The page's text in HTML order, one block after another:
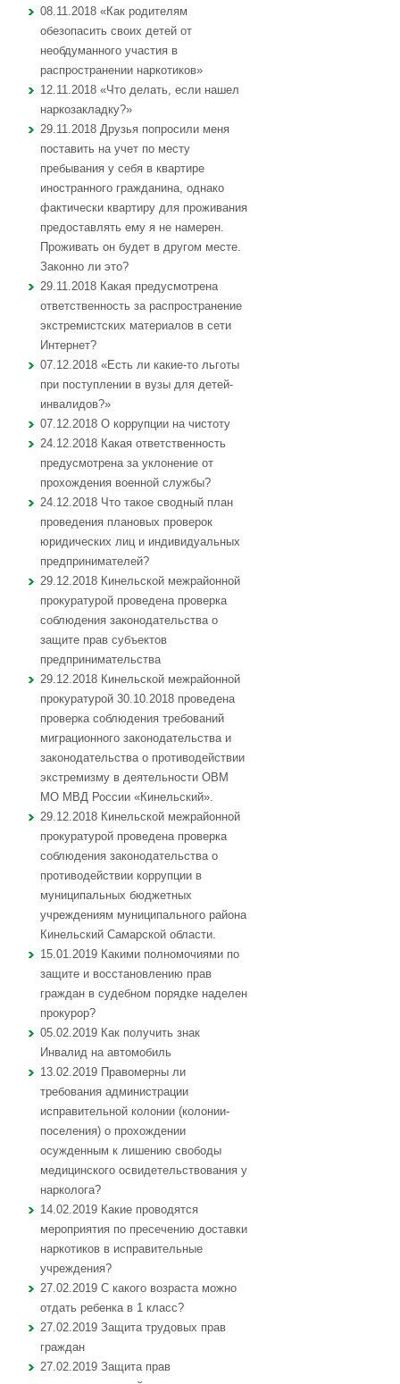
08.11.2018 «Как родителям
обезопасить своих детей от
необдуманного участия в
распространении наркотиков»
12.11.2018 «Что делать, если нашел
наркозакладку?»
29.11.2018 Друзья попросили меня
поставить на учет по месту
пребывания у себя в квартире
иностранного гражданина, однако
фактически квартиру для проживания
предоставлять ему я не намерен.
Проживать он будет в другом месте.
Законно ли это?
29.11.2018 Какая предусмотрена
ответственность за распространение
экстремистских материалов в сети
Интернет?
07.12.2018 «Есть ли какие-то льготы
при поступлении в вузы для детей-
инвалидов?»
07.12.2018 О коррупции на чистоту
24.12.2018 Какая ответственность
предусмотрена за уклонение от
прохождения военной службы?
24.12.2018 Что такое сводный план
проведения плановых проверок
юридических лиц и индивидуальных
предпринимателей?
29.12.2018 Кинельской межрайонной
прокуратурой проведена проверка
соблюдения законодательства о
защите прав субъектов
предпринимательства
29.12.2018 Кинельской межрайонной
прокуратурой 30.10.2018 проведена
проверка соблюдения требований
миграционного законодательства и
законодательства о противодействии
экстремизму в деятельности ОВМ
МО МВД России «Кинельский».
29.12.2018 Кинельской межрайонной
прокуратурой проведена проверка
соблюдения законодательства о
противодействии коррупции в
муниципальных бюджетных
учреждениям муниципального района
Кинельский Самарской области.
15.01.2019 Какими полномочиями по
защите и восстановлению прав
граждан в судебном порядке наделен
прокурор?
05.02.2019 Как получить знак
Инвалид на автомобиль
13.02.2019 Правомерны ли
требования администрации
исправительной колонии (колонии-
поселения) о прохождении
осужденным к лишению свободы
медицинского освидетельствования у
нарколога?
14.02.2019 Какие проводятся
мероприятия по пресечению доставки
наркотиков в исправительные
учреждения?
27.02.2019 С какого возраста можно
отдать ребенка в 1 класс?
27.02.2019 Защита трудовых прав
граждан
27.02.2019 Защита прав